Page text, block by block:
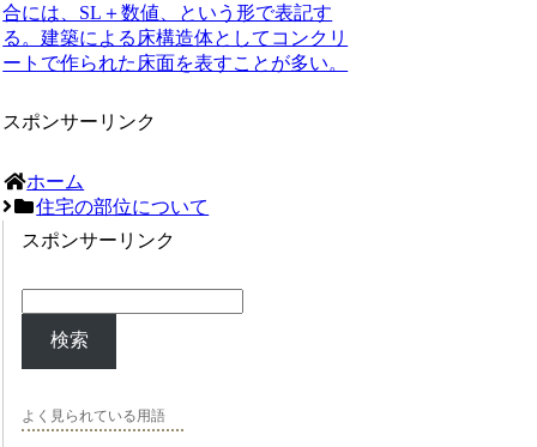
合には、SL＋数値、という形で表記す
る。建築による床構造体としてコンクリ
ートで作られた床面を表すことが多い。
スポンサーリンク
ホーム
住宅の部位について
スポンサーリンク
検索
よく見られている用語